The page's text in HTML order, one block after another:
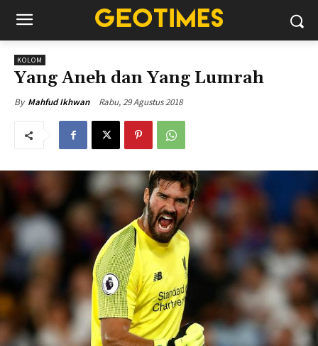
KOLOM
Yang Aneh dan Yang Lumrah
By Mahfud Ikhwan Rabu, 29 Agustus 2018